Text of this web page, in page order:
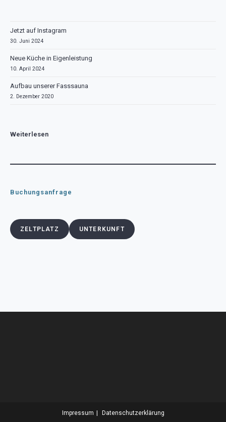
Jetzt auf Instagram
30. Juni 2024
Neue Küche in Eigenleistung
10. April 2024
Aufbau unserer Fasssauna
2. Dezember 2020
Weiterlesen
Buchungsanfrage
ZELTPLATZ UNTERKUNFT
Impressum Datenschutzerklärung